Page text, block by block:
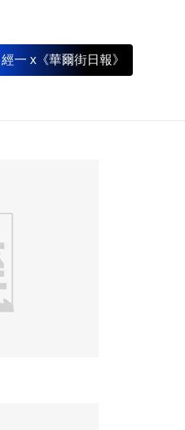
經一 x《華爾街日報》